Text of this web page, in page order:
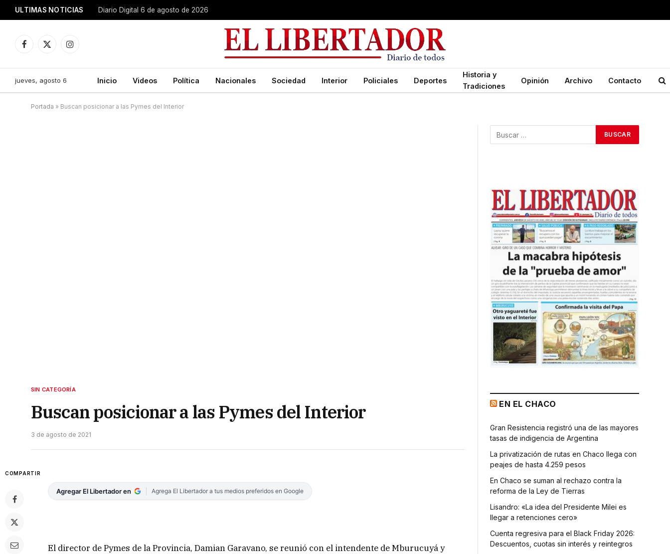
ULTIMAS NOTICIAS Diario Digital 6 de agosto de 2026
Facebook
X
Instagram
jueves, agosto 6 Inicio Videos Política Nacionales Sociedad Interior Policiales Deportes
Historia y
Tradiciones
Opinión Archivo Contacto
Portada » Buscan posicionar a las Pymes del Interior
SIN CATEGORÍA
Buscan posicionar a las Pymes del Interior
3 de agosto de 2021
COMPARTIR
Agregar El Libertador en Agrega El Libertador a tus medios preferidos en Google
El director de Pymes de la Provincia, Damian Garavano, se reunió con el intendente de Mburucuyá y
EN EL CHACO
Gran Resistencia registró una de las mayores
tasas de indigencia de Argentina
La privatización de rutas en Chaco llega con
peajes de hasta 4.259 pesos
En Chaco se suman al rechazo contra la
reforma de la Ley de Tierras
Lisandro: «La idea del Presidente Milei es
llegar a retenciones cero»
Cuenta regresiva para el Black Friday 2026:
Descuentos, cuotas sin interés y reintegros